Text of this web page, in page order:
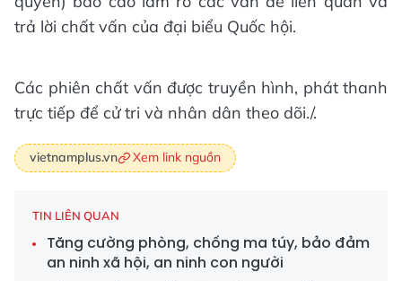
trả lời chất vấn của đại biểu Quốc hội.
Các phiên chất vấn được truyền hình, phát thanh
trực tiếp để cử tri và nhân dân theo dõi./.
vietnamplus.vn Xem link nguồn
TIN LIÊN QUAN
Tăng cường phòng, chống ma túy, bảo đảm
an ninh xã hội, an ninh con người